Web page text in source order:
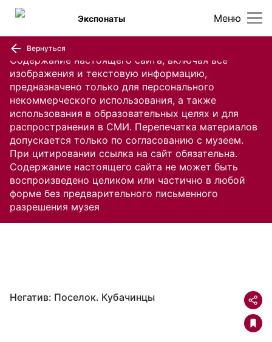
Содержание настоящего сайта, включая все
изображения и текстовую информацию,
предназначено только для персонального
некоммерческого использования, а также
использования в образовательных целях и для
распространения в СМИ. Перепечатка материалов
допускается только по согласованию с музеем.
При цитировании ссылка на сайт обязательна.
Содержание настоящего сайта не может быть
воспроизведено целиком или частично в любой
форме без предварительного письменного
разрешения музея
Меню
Экспонаты
Вернуться
Негатив: Поселок. Кубачинцы